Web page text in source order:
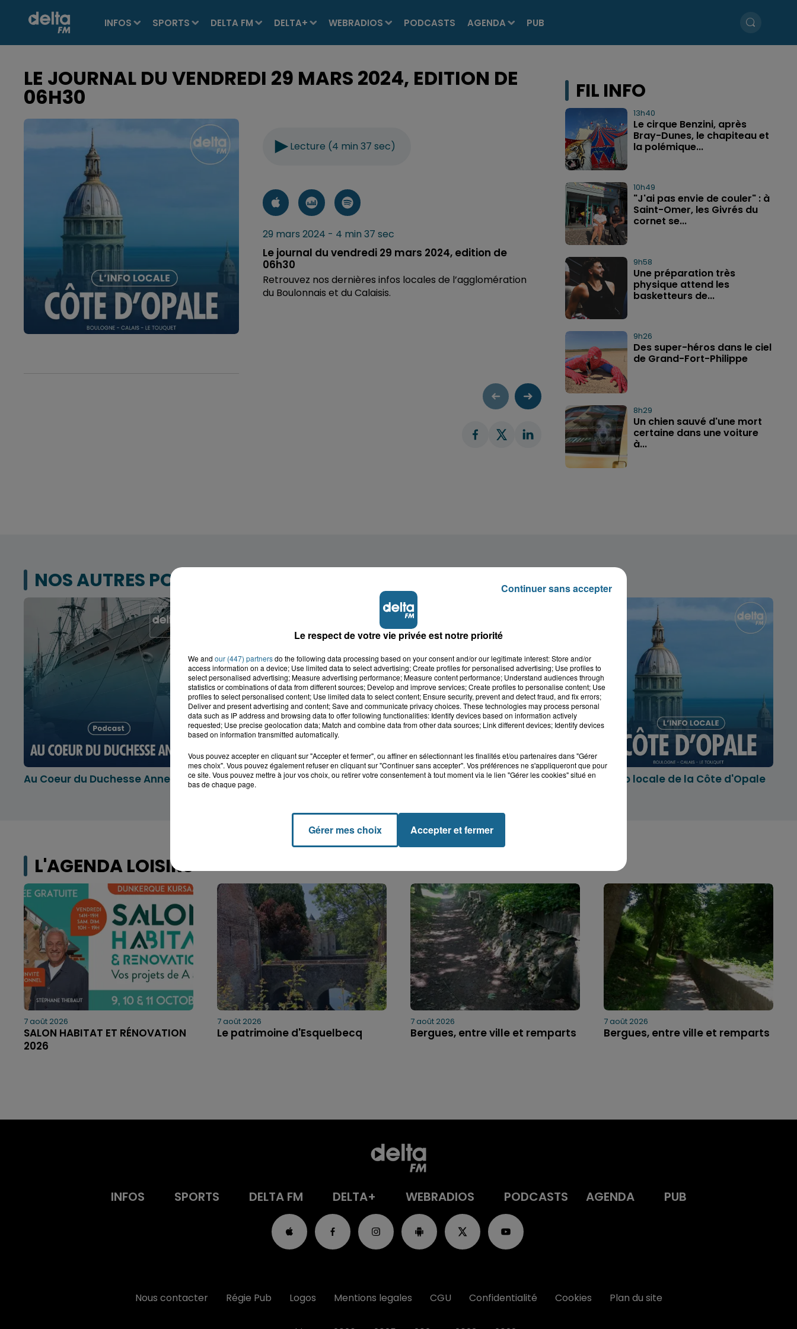
INFOS SPORTS DELTA FM DELTA+ WEBRADIOS PODCASTS AGENDA PUB
LE JOURNAL DU VENDREDI 29 MARS 2024, EDITION DE
06H30
Lecture (4 min 37 sec)
29 mars 2024 - 4 min 37 sec
Le journal du vendredi 29 mars 2024, edition de
06h30
Retrouvez nos dernières infos locales de l’agglomération
du Boulonnais et du Calaisis.
FIL INFO
13h40
Le cirque Benzini, après
Bray-Dunes, le chapiteau et
la polémique...
10h49
"J'ai pas envie de couler" : à
Saint-Omer, les Givrés du
cornet se...
9h58
Une préparation très
physique attend les
basketteurs de...
9h26
Des super-héros dans le ciel
de Grand-Fort-Philippe
8h29
Un chien sauvé d'une mort
certaine dans une voiture
à...
NOS AUTRES PODCASTS
Au Coeur du Duchesse Anne
L'info locale dans le
Dunkerquois
L'info locale de l'Audomarois L'info locale de la Côte d'Opale
L'AGENDA LOISIRS
7 août 2026
SALON HABITAT ET RÉNOVATION
2026
7 août 2026
Le patrimoine d'Esquelbecq
7 août 2026
Bergues, entre ville et remparts
7 août 2026
Bergues, entre ville et remparts
INFOS SPORTS DELTA FM DELTA+ WEBRADIOS PODCASTS AGENDA PUB
Nous contacter Régie Pub Logos Mentions legales CGU Confidentialité Cookies Plan du site
Le respect de votre vie privée est notre priorité
We and our (447) partnersdo the following data processing based on your consent and/or our legitimate interest: Store and/or
access information on a device; Use limited data to select advertising; Create profiles for personalised advertising; Use profiles to
select personalised advertising; Measure advertising performance; Measure content performance; Understand audiences through
statistics or combinations of data from different sources; Develop and improve services; Create profiles to personalise content; Use
profiles to select personalised content; Use limited data to select content; Ensure security, prevent and detect fraud, and fix errors;
Deliver and present advertising and content; Save and communicate privacy choices. These technologies may process personal
data such as IP address and browsing data to offer following functionalities: Identify devices based on information actively
requested; Use precise geolocation data; Match and combine data from other data sources; Link different devices; Identify devices
based on information transmitted automatically.
Vous pouvez accepter en cliquant sur "Accepter et fermer", ou affiner en sélectionnant les finalités et/ou partenaires dans "Gérer
mes choix". Vous pouvez également refuser en cliquant sur "Continuer sans accepter". Vos préférences ne s'appliqueront que pour
ce site. Vous pouvez mettre à jour vos choix, ou retirer votre consentement à tout moment via le lien "Gérer les cookies" situé en
bas de chaque page.
Gérer mes choix Accepter et fermer
Continuer sans accepter